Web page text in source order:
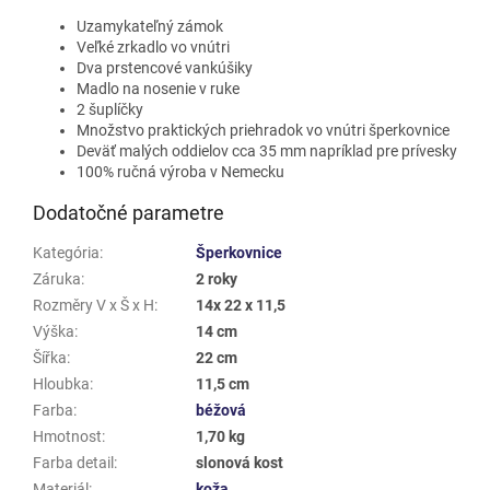
Uzamykateľný zámok
Veľké zrkadlo vo vnútri
Dva prstencové vankúšiky
Madlo na nosenie v ruke
2 šuplíčky
Množstvo praktických priehradok vo vnútri šperkovnice
Deväť malých oddielov cca 35 mm napríklad pre prívesky
100% ručná výroba v Nemecku
Dodatočné parametre
Kategória:
Šperkovnice
Záruka:
2 roky
Rozměry V x Š x H:
14x 22 x 11,5
Výška:
14 cm
Šířka:
22 cm
Hloubka:
11,5 cm
Farba:
béžová
Hmotnost:
1,70 kg
Farba detail :
slonová kost